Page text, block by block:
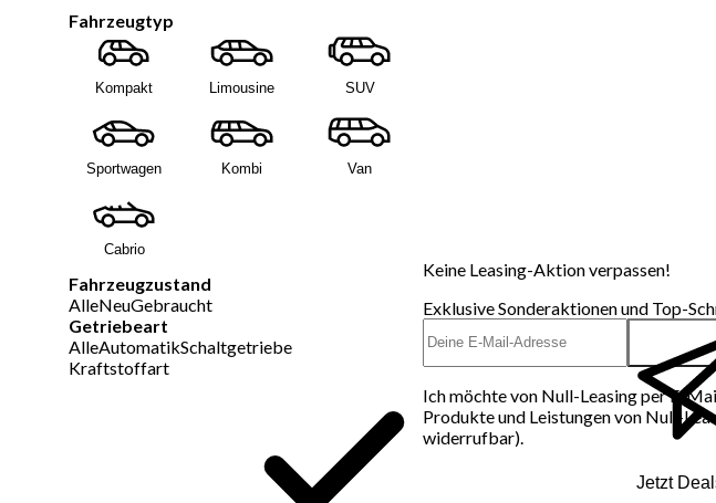
Fahrzeugtyp
Kompakt Limousine SUV
Sportwagen Kombi Van
Cabrio
Fahrzeugzustand
AlleNeuGebraucht
Getriebeart
AlleAutomatikSchaltgetriebe
Kraftstoffart
Keine Leasing-Aktion verpassen!
Exklusive Sonderaktionen und Top-
Jetzt
Ich möchte von Null-Leasing per E-
Produkte und Leistungen von Null-
widerrufbar).